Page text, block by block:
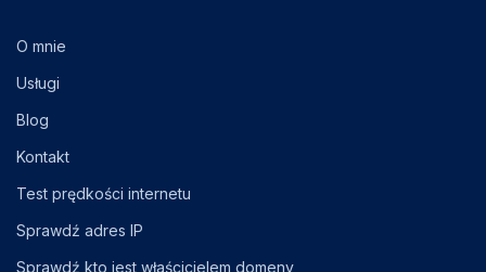
O mnie
Usługi
Blog
Kontakt
Test prędkości internetu
Sprawdź adres IP
Sprawdź kto jest właścicielem domeny